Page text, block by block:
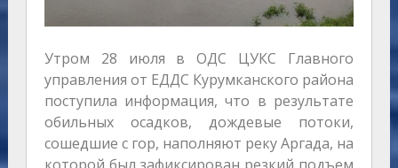
Утром 28 июля в ОДС ЦУКС Главного
управления от ЕДДС Курумканского района
поступила информация, что в результате
обильных осадков, дождевые потоки,
сошедшие с гор, наполняют реку Аргада, на